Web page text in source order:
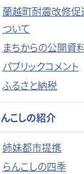
蘭越町耐震改修
ついて
まちからの公開資
パブリックコメント
ふるさと納税
こしの紹介
姉妹都市提携
らんこしの四季